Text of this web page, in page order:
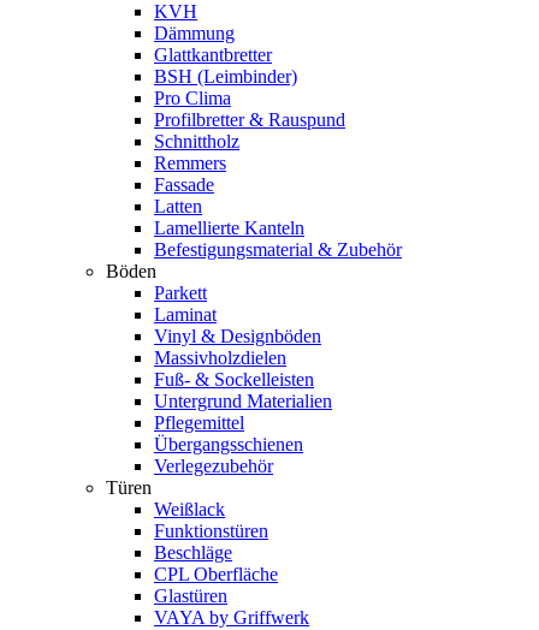
KVH
Dämmung
Glattkantbretter
BSH (Leimbinder)
Pro Clima
Profilbretter & Rauspund
Schnittholz
Remmers
Fassade
Latten
Lamellierte Kanteln
Befestigungsmaterial & Zubehör
Böden
Parkett
Laminat
Vinyl & Designböden
Massivholzdielen
Fuß- & Sockelleisten
Untergrund Materialien
Pflegemittel
Übergangsschienen
Verlegezubehör
Türen
Weißlack
Funktionstüren
Beschläge
CPL Oberfläche
Glastüren
VAYA by Griffwerk